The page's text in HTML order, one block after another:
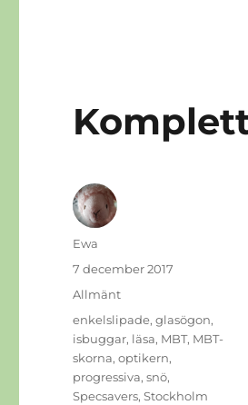
Författare
Ewa
Publicerat
den
7 december 2017
Kategorier
Allmänt
Etiketter
enkelslipade,glasögon,
isbuggar, läsa, MBT, MBT-
skorna,optikern,
progressiva,snö,
Specsavers,Stockholm